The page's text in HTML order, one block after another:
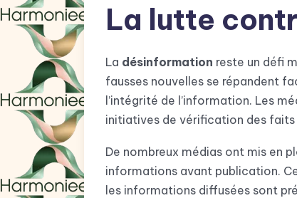
La lutte
La désinformation reste un défi
fausses nouvelles se répandent
l’intégrité de l’information. Les
initiatives de vérification des
De nombreux médias ont mis en
informations avant publication.
les informations diffusées sont